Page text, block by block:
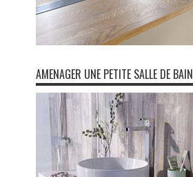
AMENAGER UNE PETITE SALLE DE BAIN